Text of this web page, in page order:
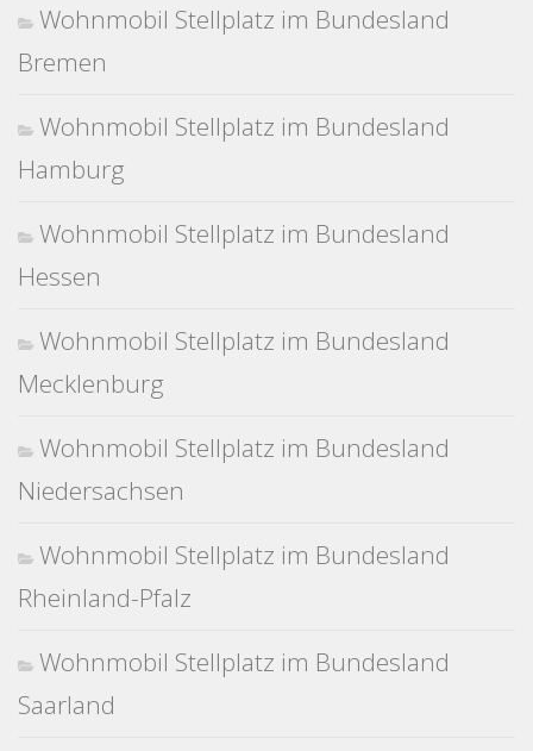
Wohnmobil Stellplatz im Bundesland
Bremen
Wohnmobil Stellplatz im Bundesland
Hamburg
Wohnmobil Stellplatz im Bundesland
Hessen
Wohnmobil Stellplatz im Bundesland
Mecklenburg
Wohnmobil Stellplatz im Bundesland
Niedersachsen
Wohnmobil Stellplatz im Bundesland
Rheinland-Pfalz
Wohnmobil Stellplatz im Bundesland
Saarland